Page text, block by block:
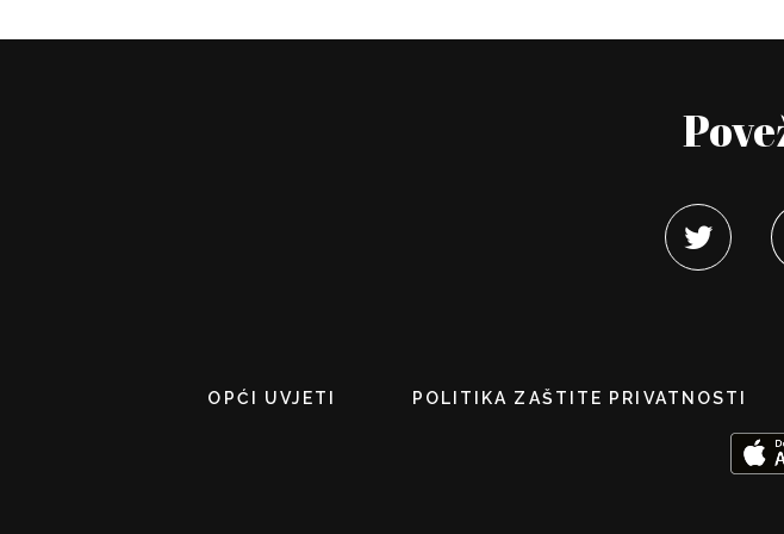
OPĆI UVJETI POLITIKA ZAŠTITE PRIVATNOSTI